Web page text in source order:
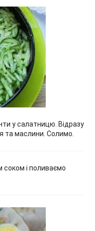
у салатницю. Відразу
та маслини. Солимо.
соком і поливаємо